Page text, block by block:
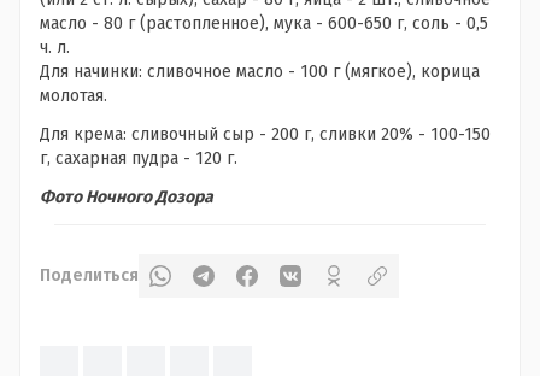
масло - 80 г (растопленное), мука - 600-650 г, соль - 0,5
ч. л.
Для начинки: сливочное масло - 100 г (мягкое), корица
молотая.
Для крема: сливочный сыр - 200 г, сливки 20% - 100-150
г, сахарная пудра - 120 г.
Фото Ночного Дозора
Поделиться